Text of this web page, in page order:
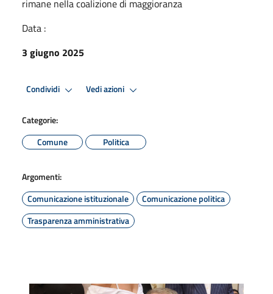
rimane nella coalizione di maggioranza
Data :
3 giugno 2025
Condividi Vedi azioni
Categorie:
Comune
Politica
Argomenti:
Comunicazione istituzionale
Comunicazione politica
Trasparenza amministrativa